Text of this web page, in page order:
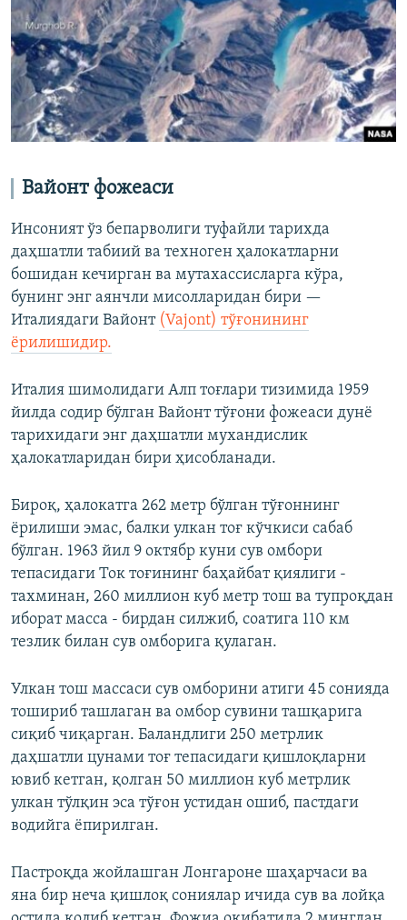
Вайонт фожеаси
Инсоният ўз бепарволиги туфайли тарихда
даҳшатли табиий ва техноген ҳалокатларни
бошидан кечирган ва мутахассисларга кўра,
бунинг энг аянчли мисолларидан бири —
Италиядаги Вайонт (Vajont) тўғонининг
ёрилишидир.
Италия шимолидаги Алп тоғлари тизимида 1959
йилда содир бўлган Вайонт тўғони фожеаси дунё
тарихидаги энг даҳшатли мухандислик
ҳалокатларидан бири ҳисобланади.
Бироқ, ҳалокатга 262 метр бўлган тўғоннинг
ёрилиши эмас, балки улкан тоғ кўчкиси сабаб
бўлган. 1963 йил 9 октябр куни сув омбори
тепасидаги Ток тоғининг баҳайбат қиялиги -
тахминан, 260 миллион куб метр тош ва тупроқдан
иборат масса - бирдан силжиб, соатига 110 км
тезлик билан сув омборига қулаган.
Улкан тош массаси сув омборини атиги 45 сонияда
тошириб ташлаган ва омбор сувини ташқарига
сиқиб чиқарган. Баландлиги 250 метрлик
даҳшатли цунами тоғ тепасидаги қишлоқларни
ювиб кетган, қолган 50 миллион куб метрлик
улкан тўлқин эса тўғон устидан ошиб, пастдаги
водийга ёпирилган.
Пастроқда жойлашган Лонгароне шаҳарчаси ва
яна бир неча қишлоқ сониялар ичида сув ва лойқа